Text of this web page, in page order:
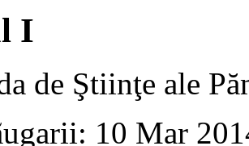
I
de Ştiinţe ale
10 Mar